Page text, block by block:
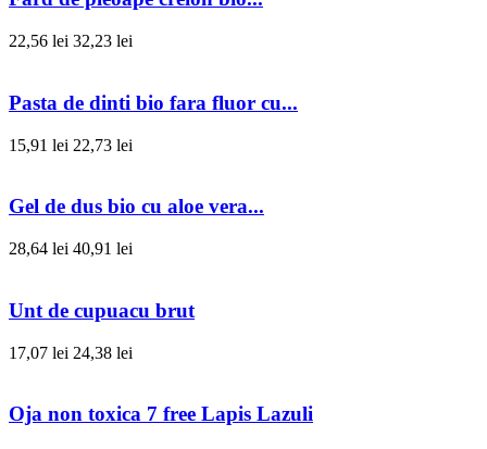
22,56 lei 32,23 lei
Pasta de dinti bio fara fluor cu...
15,91 lei 22,73 lei
Gel de dus bio cu aloe vera...
28,64 lei 40,91 lei
Unt de cupuacu brut
17,07 lei 24,38 lei
Oja non toxica 7 free Lapis Lazuli